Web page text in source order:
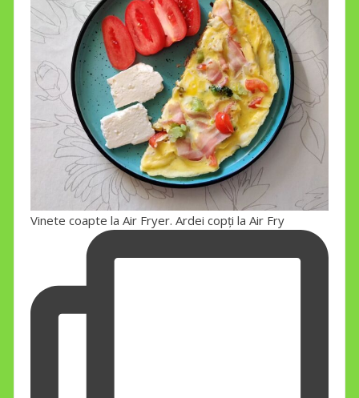
Vinete coapte la Air Fryer. Ardei copți la Air Fry